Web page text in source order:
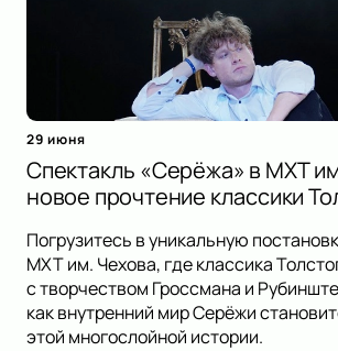
29 июня
Спектакль «Серёжа» в МХТ
новое прочтение классики
Погрузитесь в уникальную
МХТ им. Чехова, где классика
с творчеством Гроссмана и
как внутренний мир Серёжи
этой многослойной истории.